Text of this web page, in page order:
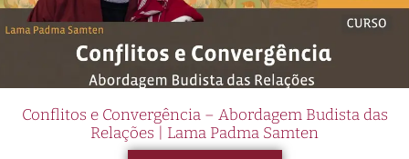
Conflitos e Convergência – Abordagem Budista das
Relações | Lama Padma Samten